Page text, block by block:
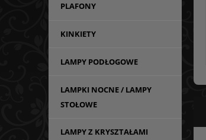
PLAFONY
KINKIETY
LAMPY PODŁOGOWE
LAMPKI NOCNE / LAMPY
STOŁOWE
LAMPY Z KRYSZTAŁAMI